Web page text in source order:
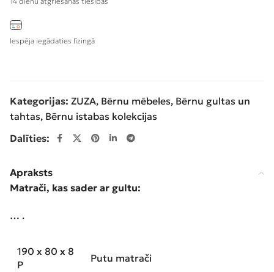
Iespēja iegādaties līzingā
Kategorijas: ZUZA, Bērnu mēbeles, Bērnu gultas un
tahtas, Bērnu istabas kolekcijas
Dalīties:
Apraksts
Matrači, kas sader ar gultu:
… .
190 x 80 x 8
P
Putu matrači